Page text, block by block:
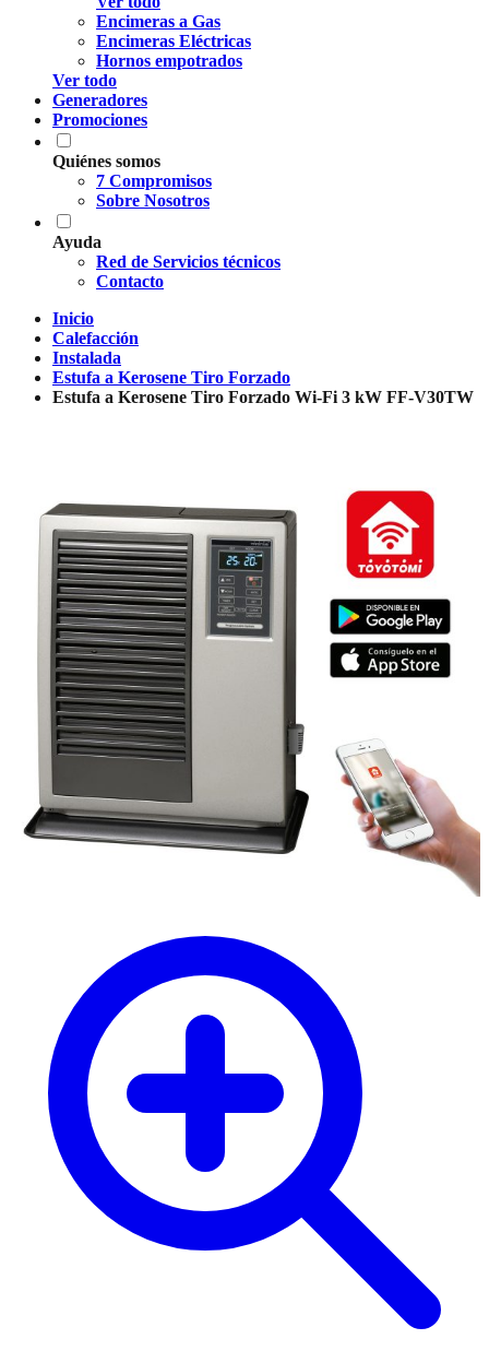
Encimeras a Gas
Encimeras Eléctricas
Hornos empotrados
Ver todo
Generadores
Promociones
Quiénes somos
7 Compromisos
Sobre Nosotros
Ayuda
Red de Servicios técnicos
Contacto
Inicio
Calefacción
Instalada
Estufa a Kerosene Tiro Forzado
Estufa a Kerosene Tiro Forzado Wi-Fi 3 kW FF-V30TW